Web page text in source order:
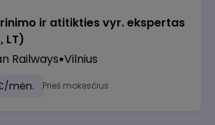
ir atitikties vyr. ekspertas
LT)
Railways Vilnius
mėn. Prieš mokesčius